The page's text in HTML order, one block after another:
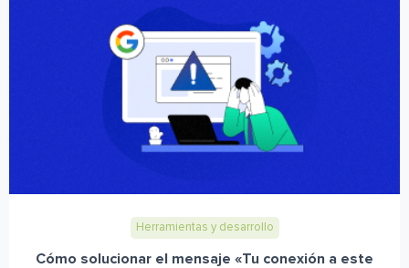
Herramientas y desarrollo
Cómo solucionar el mensaje «Tu conexión a este